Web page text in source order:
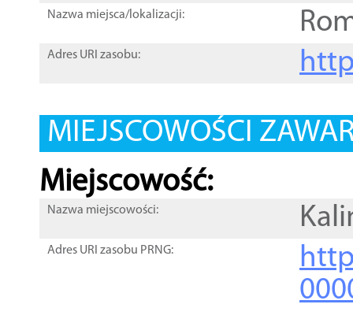
Nazwa miejsca/lokalizacji:
Adres URI zasobu:
MIEJSCOWOŚCI
Miejscowość:
Nazwa miejscowości:
Adres URI zasobu PRNG: